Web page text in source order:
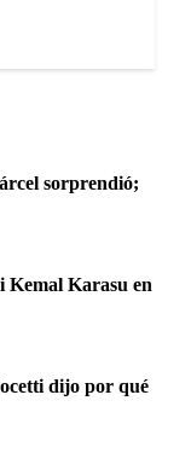
sorprendió;
Kemal Karasu en
dijo por qué